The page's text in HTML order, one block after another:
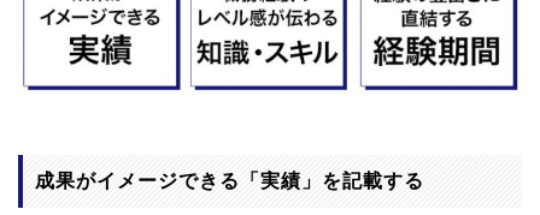
成果がイメージできる「実績」を記載する